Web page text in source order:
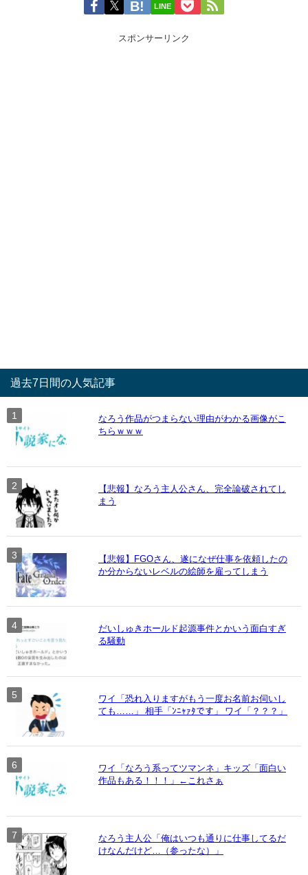
LINE
スポンサーリンク
過去7日間の人気記事
なろう作品がつまらない理由がわかる画像がこ
ちらｗｗｗ
【悲報】なろう主人公さん、完全論破されてし
まう
【悲報】FGOさん、遂になぜ仕事を依頼したの
か分からないレベルの絵師を雇ってしまう
だいしゅきホールド起源事件とかいう面白すぎ
る騒動
ワイ「恐れ入りますがもう一度お名前お伺いし
ても……」 相手「ﾝﾆｬｧﾀです」 ワイ「？？？」
ワイ「なろう系ってツマンネ」キッズ「面白い
作品もある！！！」←これさぁ
なろう主人公「俺はいつも通りに仕事してるだ
けなんだけど…（参ったな）」